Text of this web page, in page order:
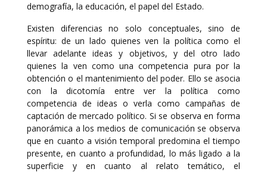
demografía, la educación, el papel del Estado.
Existen diferencias no solo conceptuales, sino de
espíritu: de un lado quienes ven la política como el
llevar adelante ideas y objetivos, y del otro lado
quienes la ven como una competencia pura por la
obtención o el mantenimiento del poder. Ello se asocia
con la dicotomía entre ver la política como
competencia de ideas o verla como campañas de
captación de mercado político. Si se observa en forma
panorámica a los medios de comunicación se observa
que en cuanto a visión temporal predomina el tiempo
presente, en cuanto a profundidad, lo más ligado a la
superficie y en cuanto al relato temático, el